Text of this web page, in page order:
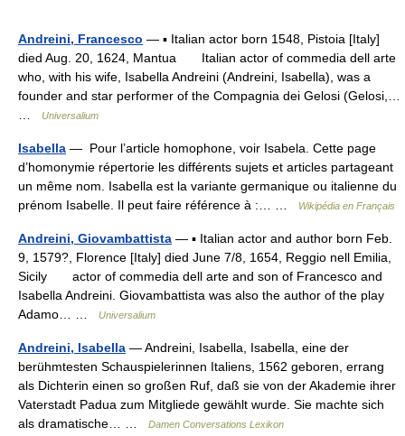
Andreini, Francesco — ▪ Italian actor born 1548, Pistoia [Italy]
died Aug. 20, 1624, Mantua Italian actor of commedia dell arte
who, with his wife, Isabella Andreini (Andreini, Isabella), was a
founder and star performer of the Compagnia dei Gelosi (Gelosi,…
Universalium
Isabella — Pour l’article homophone, voir Isabela. Cette page
d’homonymie répertorie les différents sujets et articles partageant
un même nom. Isabella est la variante germanique ou italienne du
prénom Isabelle. Il peut faire référence à :… …
Wikipédia en Français
Andreini, Giovambattista — ▪ Italian actor and author born Feb.
9, 1579?, Florence [Italy] died June 7/8, 1654, Reggio nell Emilia,
Sicily actor of commedia dell arte and son of Francesco and
Isabella Andreini. Giovambattista was also the author of the play
Adamo… …
Universalium
Andreini, Isabella — Andreini, Isabella, Isabella, eine der
berühmtesten Schauspielerinnen Italiens, 1562 geboren, errang
als Dichterin einen so großen Ruf, daß sie von der Akademie ihrer
Vaterstadt Padua zum Mitgliede gewählt wurde. Sie machte sich
als dramatische… …
Damen Conversations Lexikon